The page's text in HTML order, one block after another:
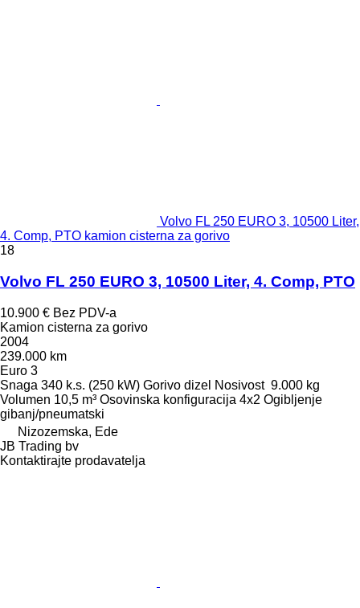
Volvo FL 250 EURO 3, 10500 Liter,
4. Comp, PTO kamion cisterna za gorivo
18
Volvo FL 250 EURO 3, 10500 Liter, 4. Comp, PTO
10.900 € Bez PDV-a
Kamion cisterna za gorivo
2004
239.000 km
Euro 3
Snaga 340 k.s. (250 kW) Gorivo dizel Nosivost 9.000 kg
Volumen 10,5 m³ Osovinska konfiguracija 4x2 Ogibljenje
gibanj/pneumatski
Nizozemska, Ede
JB Trading bv
Kontaktirajte prodavatelja